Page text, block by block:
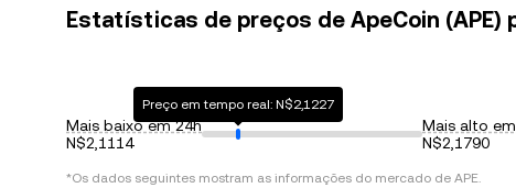
Estatísticas de preços de ApeCoin (APE)
Mais baixo em 24h
N$2,1114
Preço em tempo real: N$2,1227
Mais alto
N$2,1790
*Os dados seguintes mostram as informações do mercado de APE.